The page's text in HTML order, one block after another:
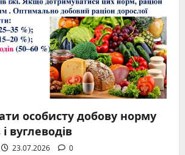
особисту добову норму
вуглеводів
23.07.2026 0